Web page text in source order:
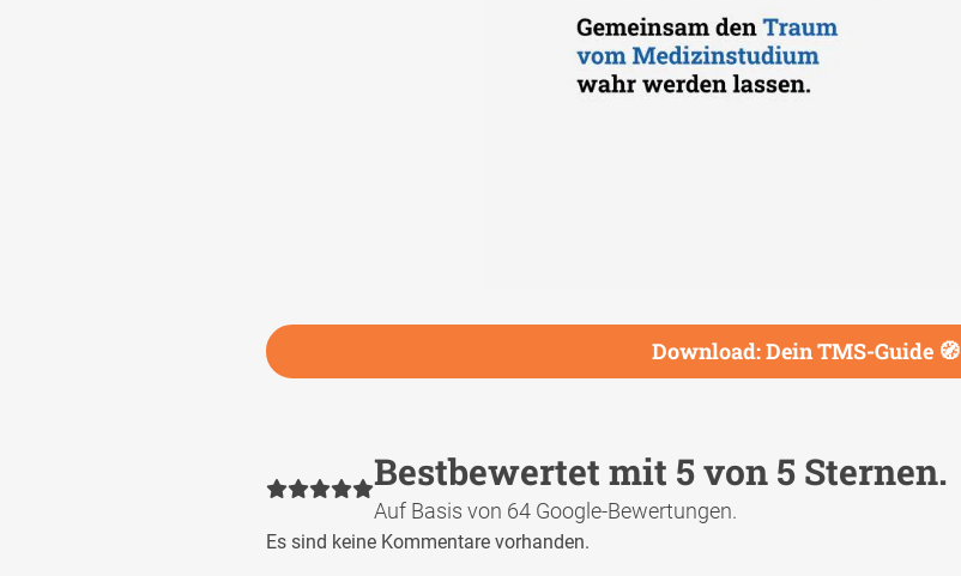
Download: Dein TMS-Guide 🧭
Bestbewertet mit 5 von 5 Sternen.
Auf Basis von 64 Google-Bewertungen.
Es sind keine Kommentare vorhanden.